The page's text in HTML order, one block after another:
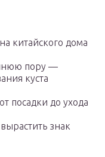
китайского дома
пору —
куста
посадки до ухода
знак